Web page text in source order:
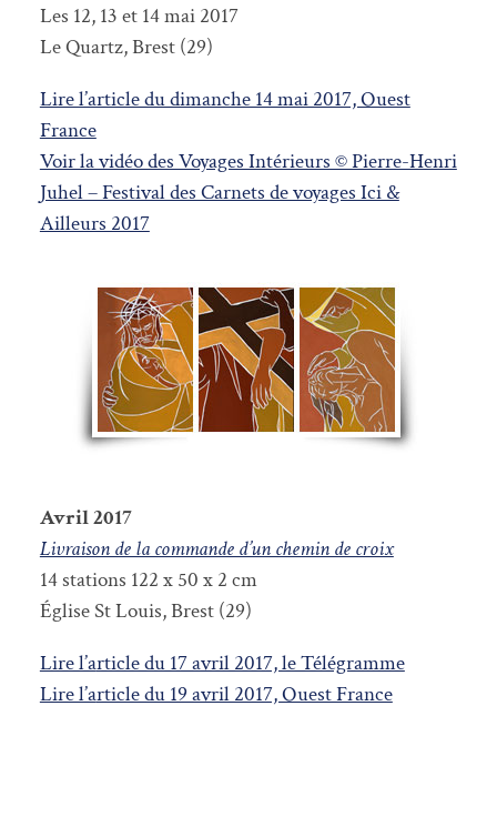
Les 12, 13 et 14 mai 2017
Le Quartz, Brest (29)
Lire l’article du dimanche 14 mai 2017, Ouest
France
Voir la vidéo des Voyages Intérieurs © Pierre-Henri
Juhel – Festival des Carnets de voyages Ici &
Ailleurs 2017
Avril 2017
Livraison de la commande d’un chemin de croix
14 stations 122 x 50 x 2 cm
Église St Louis, Brest (29)
Lire l’article du 17 avril 2017, le Télégramme
Lire l’article du 19 avril 2017, Ouest France